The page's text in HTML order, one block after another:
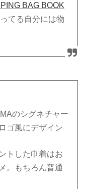
BAG BOOK
てる自分には物
のシグネチャー
ゴ風にデザイン
トした巾着はお
。もちろん普通